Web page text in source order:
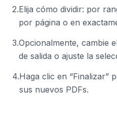
2.Elija cómo dividir: por
por página o en
3.Opcionalmente, cambie
de salida o ajuste la
4.Haga clic en “Finalizar”
sus nuevos PDFs.